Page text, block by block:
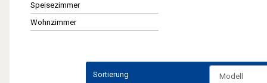
Speisezimmer
Wohnzimmer
Sortierung